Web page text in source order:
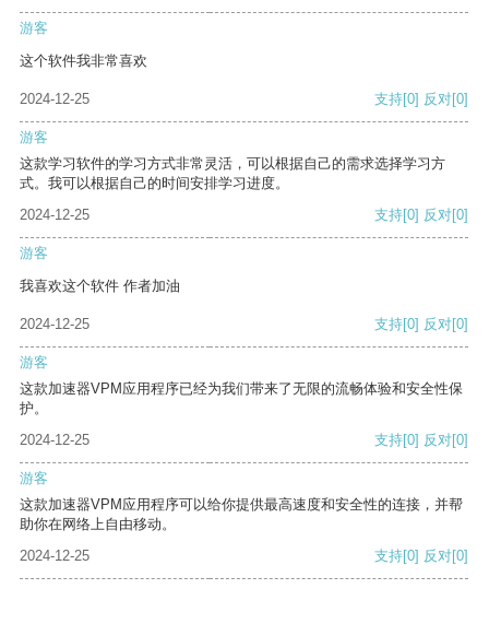
游客
这个软件我非常喜欢
2024-12-25 支持[0] 反对[0]
游客
这款学习软件的学习方式非常灵活，可以根据自己的需求选择学习方
式。我可以根据自己的时间安排学习进度。
2024-12-25
支持[0] 反对[0]
游客
我喜欢这个软件 作者加油
2024-12-25 支持[0] 反对[0]
游客
这款加速器VPM应用程序已经为我们带来了无限的流畅体验和安全性保
护。
2024-12-25
支持[0] 反对[0]
游客
这款加速器VPM应用程序可以给你提供最高速度和安全性的连接，并帮
助你在网络上自由移动。
2024-12-25
支持[0] 反对[0]